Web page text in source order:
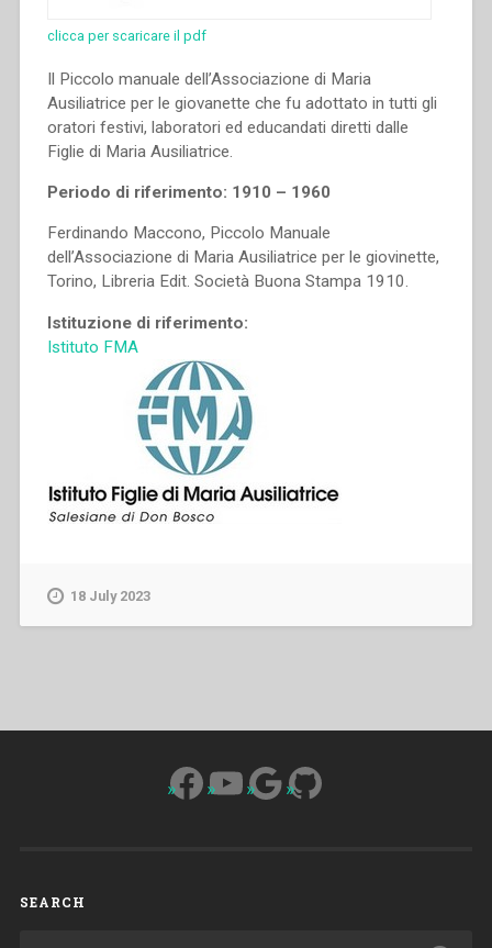
clicca per scaricare il pdf
Il Piccolo manuale dell’Associazione di Maria
Ausiliatrice per le giovanette che fu adottato in tutti gli
oratori festivi, laboratori ed educandati diretti dalle
Figlie di Maria Ausiliatrice.
Periodo di riferimento: 1910 – 1960
Ferdinando Maccono, Piccolo Manuale
dell’Associazione di Maria Ausiliatrice per le giovinette,
Torino, Libreria Edit. Società Buona Stampa 1910.
Istituzione di riferimento:
Istituto FMA
18 July 2023
Facebook
YouTube
Google
GitHub
SEARCH